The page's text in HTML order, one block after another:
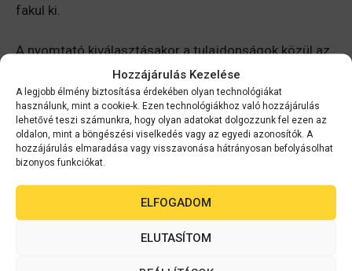
Hozzájárulás Kezelése
A legjobb élmény biztosítása érdekében olyan technológiákat
használunk, mint a cookie-k. Ezen technológiákhoz való hozzájárulás
lehetővé teszi számunkra, hogy olyan adatokat dolgozzunk fel ezen az
oldalon, mint a böngészési viselkedés vagy az egyedi azonosítók. A
hozzájárulás elmaradása vagy visszavonása hátrányosan befolyásolhat
bizonyos funkciókat.
ELFOGADOM
ELUTASÍTOM
fakul ki.
A nyomtató kiválasztásakor a tulajdonságok közül az
egyik legfontosabb a nyomtatási költség. Ez leginkább
attól függ, hogy a kellékanyagot milyen áron lehet
beszerezni a készülékhez. A lézernyomtatók a
hagyományos tintasugaras nyomtatókhoz képest
jóval kedvezőbb áron nyomtatnak, fekete-fehér
nyomat esetén egy lap kinyomtatása átlagosan 5-15
Ft-ba kerül, a színesé pedig 30-60 Ft-ba.
Köszönhetően annak, hogy egy üzleti tintasugaras
kiszereplésben lehet megvenni, a nyomtatás költsége
fekete-fehér oldalnál 2-4 Ft, színesnél pedig 8-16 Ft.